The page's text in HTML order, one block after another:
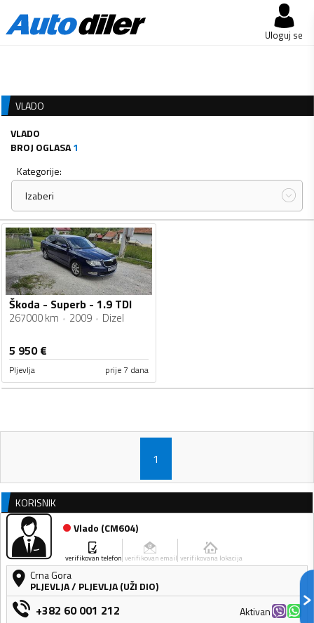
Uloguj se
VLADO
VLADO
BROJ OGLASA1
Kategorije:
Izaberi
Škoda - Superb - 1.9 TDI
267000 km 2009 Dizel
5 950€
Pljevlja prije 7 dana
1
KORISNIK
Vlado (CM604)
verifikovan telefon verifikovan email verifikovana lokacija
Crna Gora
PLJEVLJA/ PLJEVLJA (UŽI DIO)
+382 60 001 212 Aktivan